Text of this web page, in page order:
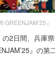
GREENJAM’25』
2日間、兵庫
』の第